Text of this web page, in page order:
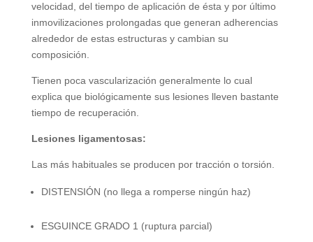
velocidad, del tiempo de aplicación de ésta y por último
inmovilizaciones prolongadas que generan adherencias
alrededor de estas estructuras y cambian su
composición.
Tienen poca vascularización generalmente lo cual
explica que biológicamente sus lesiones lleven bastante
tiempo de recuperación.
Lesiones ligamentosas:
Las más habituales se producen por tracción o torsión.
DISTENSIÓN (no llega a romperse ningún haz)
ESGUINCE GRADO 1 (ruptura parcial)